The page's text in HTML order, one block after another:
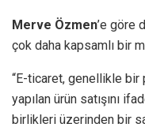
Merve Özmen’e göre
çok daha kapsamlı bir
“E-ticaret, genellikle bir
yapılan ürün satışını
birlikleri üzerinden bir